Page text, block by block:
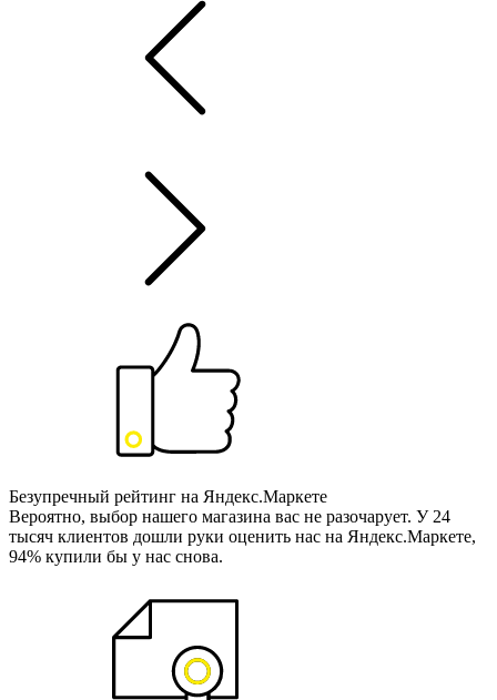
Безупречный рейтинг на Яндекс.Маркете
Вероятно, выбор нашего магазина вас не разочарует. У 24
тысяч клиентов дошли руки оценить нас на Яндекс.Маркете,
94% купили бы у нас снова.